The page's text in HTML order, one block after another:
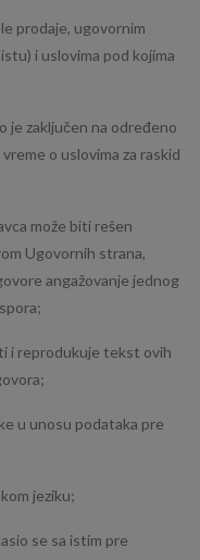
prodaje, ugovornim
i uslovima pod kojima
je zaključen na određeno
o uslovima za raskid
može biti rešen
Ugovornih strana,
angažovanje jednog
i reprodukuje tekst ovih
u unosu podataka pre
jeziku;
se sa istim pre